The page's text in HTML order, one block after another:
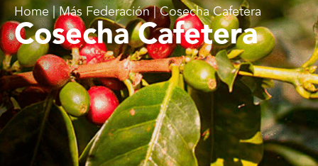
Home | Más Federación | Cosecha Cafetera
Cosecha Cafetera